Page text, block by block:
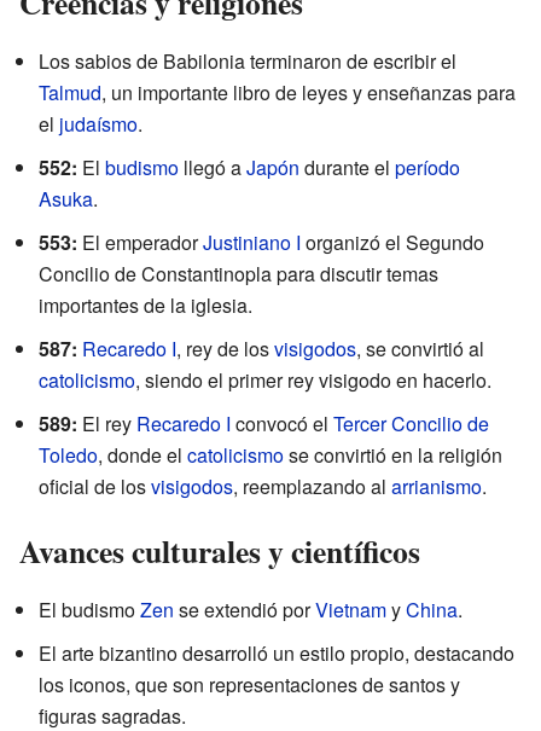
Los sabios de Babilonia terminaron de escribir el
Talmud, un importante libro de leyes y enseñanzas para
el judaísmo.
552: El budismo llegó aJapón durante el período
Asuka.
553: El emperadorJustiniano I organizó el Segundo
Concilio de Constantinopla para discutir temas
importantes de la iglesia.
587: Recaredo I, rey de losvisigodos, se convirtió al
catolicismo, siendo el primer rey visigodo en hacerlo.
589: El rey Recaredo I convocó el Tercer Concilio de
Toledo, donde el catolicismose convirtió en la religión
oficial de losvisigodos, reemplazando al arrianismo.
Avances culturales y científicos
El budismoZen se extendió porVietnamyChina.
El arte bizantino desarrolló un estilo propio, destacando
los iconos, que son representaciones de santos y
figuras sagradas.